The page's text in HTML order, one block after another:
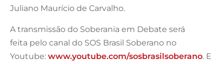
Juliano Maurício de Carvalho.
A transmissão do Soberania em Debate será
feita pelo canal do SOS Brasil Soberano no
Youtube: www.youtube.com/sosbrasilsoberano. E